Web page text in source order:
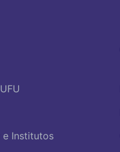
e Institutos